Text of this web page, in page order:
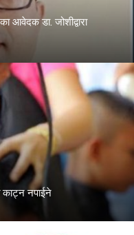
आवेदक डा. जोशीद्वारा
काट्न नपाईने